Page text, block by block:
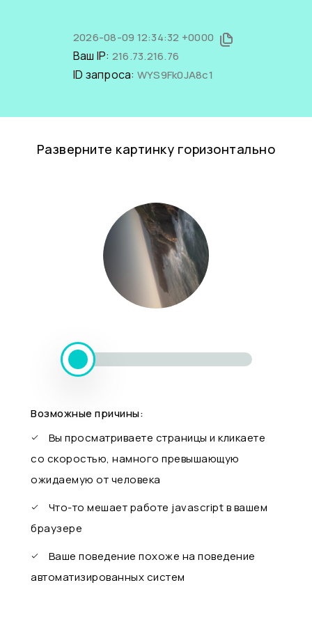
2026-08-09 12:34:32 +0000
Ваш IP: 216.73.216.76
ID запроса: WYS9Fk0JA8c1
Разверните картинку горизонтально
Возможные причины:
Вы просматриваете страницы и кликаете
со скоростью, намного превышающую
ожидаемую от человека
Что-то мешает работе javascript в вашем
браузере
Ваше поведение похоже на поведение
автоматизированных систем